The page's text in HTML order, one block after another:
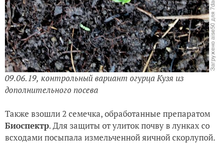
09.06.19, контрольный вариант огурца Кузя из
дополнительного посева
Также взошли 2 семечка, обработанные препаратом
Биоспектр. Для защиты от улиток почву в лунках со
всходами посыпала измельченной яичной скорлупой.